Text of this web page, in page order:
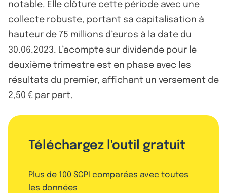
notable. Elle clôture cette période avec une
collecte robuste, portant sa capitalisation à
hauteur de 75 millions d’euros à la date du
30.06.2023. L’acompte sur dividende pour le
deuxième trimestre est en phase avec les
résultats du premier, affichant un versement de
2,50 € par part.
Téléchargez l'outil gratuit
Plus de 100 SCPI comparées avec toutes
les données